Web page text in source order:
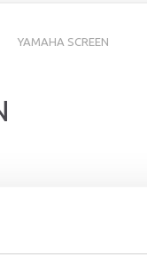
YAMAHA SCREEN